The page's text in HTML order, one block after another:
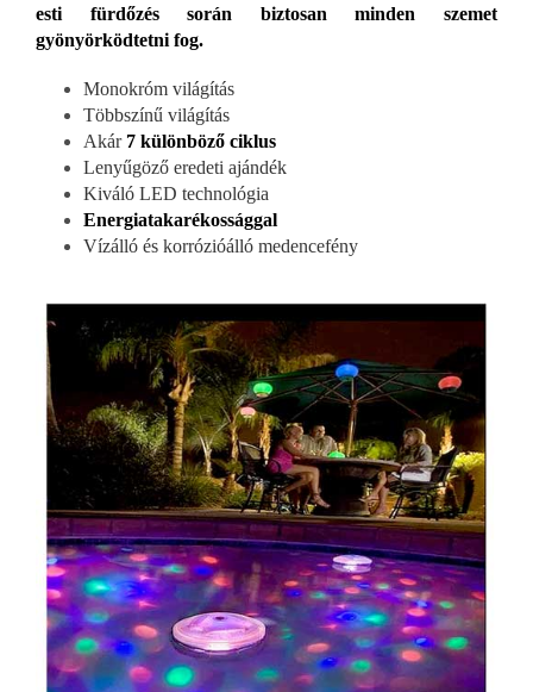
esti fürdőzés során biztosan minden szemet
gyönyörködtetni fog.
Monokróm világítás
Többszínű világítás
Akár 7 különböző ciklus
Lenyűgöző eredeti ajándék
Kiváló LED technológia
Energiatakarékossággal
Vízálló és korrózióálló medencefény